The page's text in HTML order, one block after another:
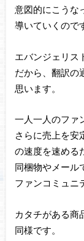
意図的にこうな
導いていくので
エバンジェリス
だから、翻訳の
思います。
一人一人のファ
さらに売上を安
の速度を速める
同梱物やメール
ファンコミュニ
カタチがある商
同様です。